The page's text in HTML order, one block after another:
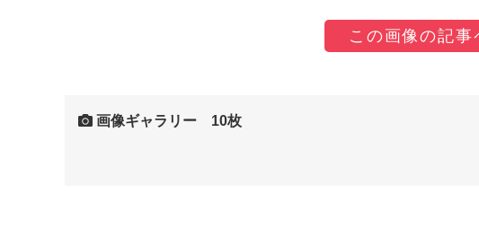
この画像の記事
画像ギャラリー 10枚